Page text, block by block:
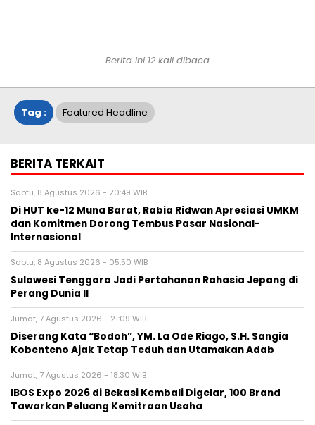
Berita ini 12 kali dibaca
Tag : Featured Headline
BERITA TERKAIT
Sabtu, 8 Agustus 2026 - 20:49 WIB
Di HUT ke-12 Muna Barat, Rabia Ridwan Apresiasi UMKM
dan Komitmen Dorong Tembus Pasar Nasional-
Internasional
Sabtu, 8 Agustus 2026 - 05:50 WIB
Sulawesi Tenggara Jadi Pertahanan Rahasia Jepang di
Perang Dunia II
Jumat, 7 Agustus 2026 - 21:09 WIB
Diserang Kata “Bodoh”, YM. La Ode Riago, S.H. Sangia
Kobenteno Ajak Tetap Teduh dan Utamakan Adab
Jumat, 7 Agustus 2026 - 18:30 WIB
IBOS Expo 2026 di Bekasi Kembali Digelar, 100 Brand
Tawarkan Peluang Kemitraan Usaha